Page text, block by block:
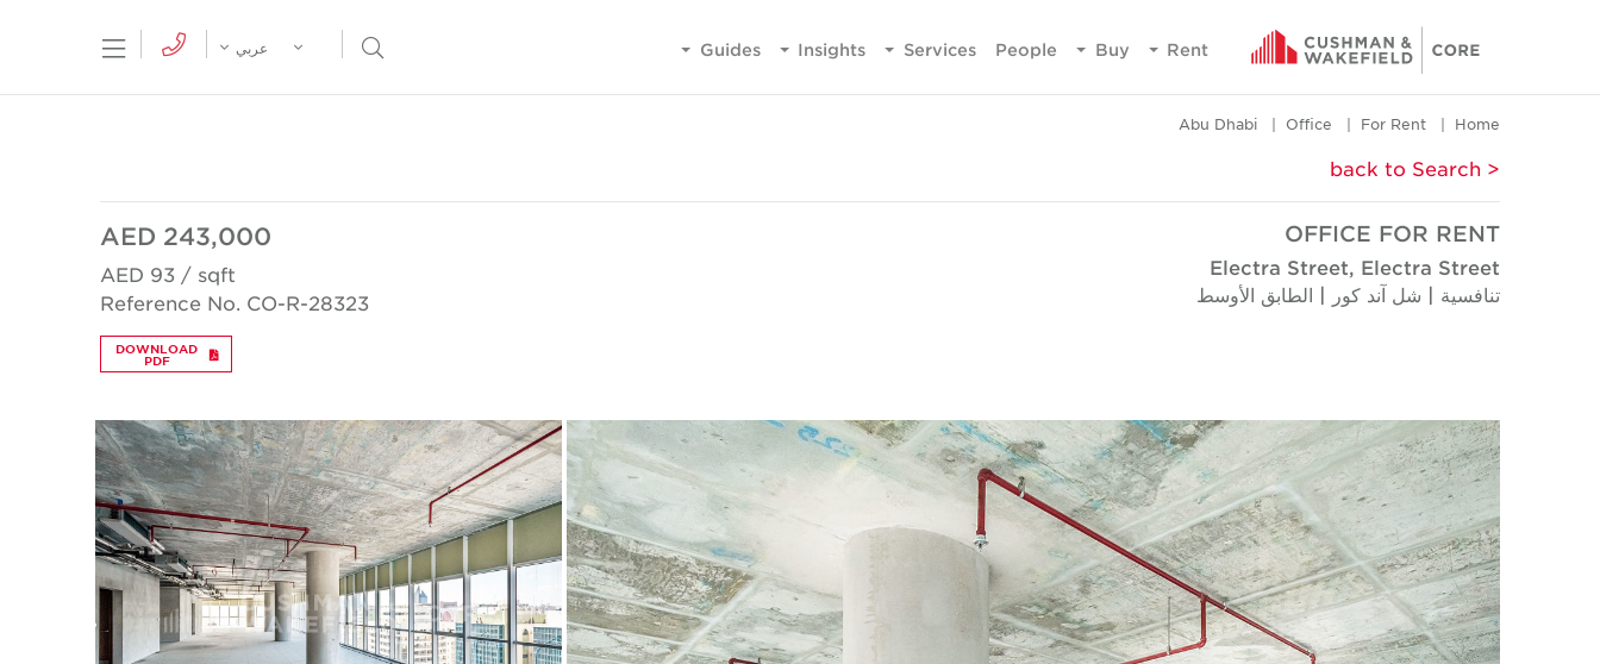
Rent
Buy
People
Services
Insights
Guides
Menu Open Search Menu
عربي
Home
For Rent
Office
Abu Dhabi
< back to Search
OFFICE FOR RENT
Electra Street, Electra Street
تنافسية | شل آند كور | الطابق الأوسط
AED 243,000
AED 93 / sqft
Reference No. CO-R-28323
DOWNLOAD
PDF